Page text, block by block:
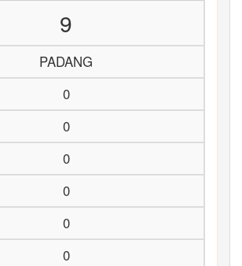
9
PADANG
0
0
0
0
0
0